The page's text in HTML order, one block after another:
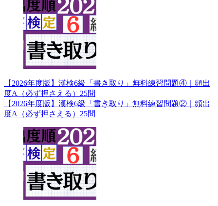
【2026年度版】漢検6級「書き取り」無料練習問題④｜頻出
度A（必ず押さえる）25問
【2026年度版】漢検6級「書き取り」無料練習問題②｜頻出
度A（必ず押さえる）25問